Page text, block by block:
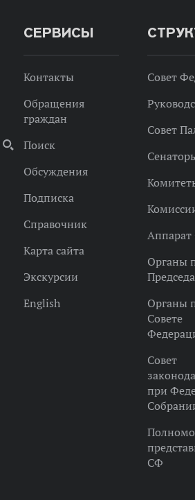
СЕРВИСЫ
Контакты
Обращения
граждан
Поиск
Обсуждения
Подписка
Справочник
Карта сайта
Экскурсии
English
Совет
Совет
Органы
Органы
Совете
Совет
при
СФ